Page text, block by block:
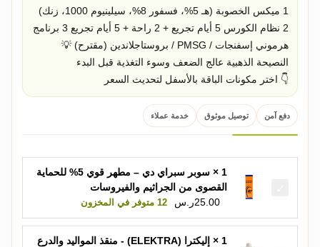
1 ميكس الخصوبة (هـ 5%، فسفور 8%، سيلينيوم 1000، زنك)
2 نظام الكورس 5 أيام تجريع + 2 راحة + 5 أيام تجريع 3 برنامج
هرموني إسفنجات / PMSG / بروستاجلاندين (مقترح)
💡
النصيحة الذهبية عالج الضعف وسوء التغذية قبل البدء
👇 اختر مكونات الباقة بالأسفل لتحديث السعر
دفع آمن توصيل موثوق خدمة عملاء
1 × سوبر سبراي دي – مطهر قوي 5% للحماية
القصوى من الجراثيم والفيروسات
25.00ر.س 12 متوفر في المخزون
1 × إليكترا (ELEKTRA) - منقذ المواليد والدرع